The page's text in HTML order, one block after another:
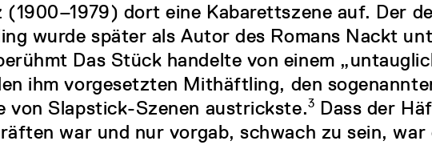
(1900–1979) dort eine Kabarettszene auf. Der
wurde später als Autor des Romans Nackt
Das Stück handelte von einem
ihm vorgesetzten Mithäftling, den
von Slapstick-Szenen austrickste.3 Dass der
war und nur vorgab, schwach zu sein, war